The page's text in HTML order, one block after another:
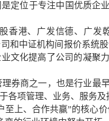
定位于专注中国优质企
香港、广发信德、广发
和中证机构间报价系统
文化提高了公司的凝聚
券商之一，也是行业最
各项管理、业务、服务及
至上、合作共赢”的核心